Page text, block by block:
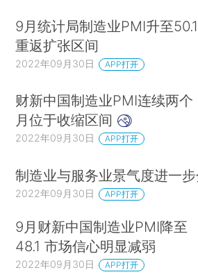
9月统计局制造业PMI升至50.1
重返扩张区间
2022年09月30日 APP打开
财新中国制造业PMI连续两个
月位于收缩区间
2022年09月30日 APP打开
制造业与服务业景气度进一
2022年09月30日 APP打开
9月财新中国制造业PMI降至
48.1 市场信心明显减弱
2022年09月30日 APP打开